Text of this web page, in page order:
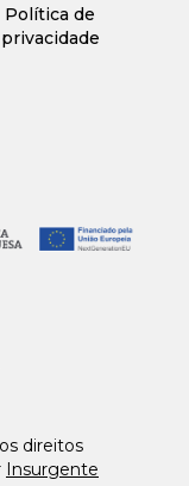
Política de
privacidade
direitos
Insurgente